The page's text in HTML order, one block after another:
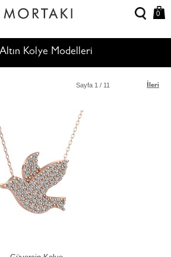
0
Kolye Modelleri
İleri
Sayfa 1 / 11